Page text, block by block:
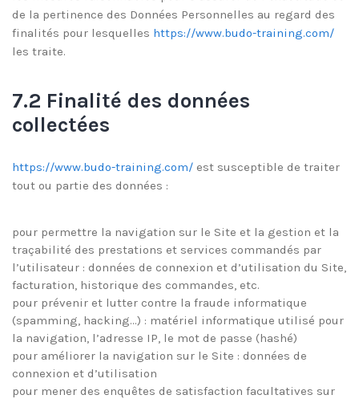
de la pertinence des Données Personnelles au regard des
finalités pour lesquelles https://www.budo-training.com/
les traite.
7.2 Finalité des données
collectées
https://www.budo-training.com/ est susceptible de traiter
tout ou partie des données :
pour permettre la navigation sur le Site et la gestion et la
traçabilité des prestations et services commandés par
l’utilisateur : données de connexion et d’utilisation du Site,
facturation, historique des commandes, etc.
pour prévenir et lutter contre la fraude informatique
(spamming, hacking…) : matériel informatique utilisé pour
la navigation, l’adresse IP, le mot de passe (hashé)
pour améliorer la navigation sur le Site : données de
connexion et d’utilisation
pour mener des enquêtes de satisfaction facultatives sur